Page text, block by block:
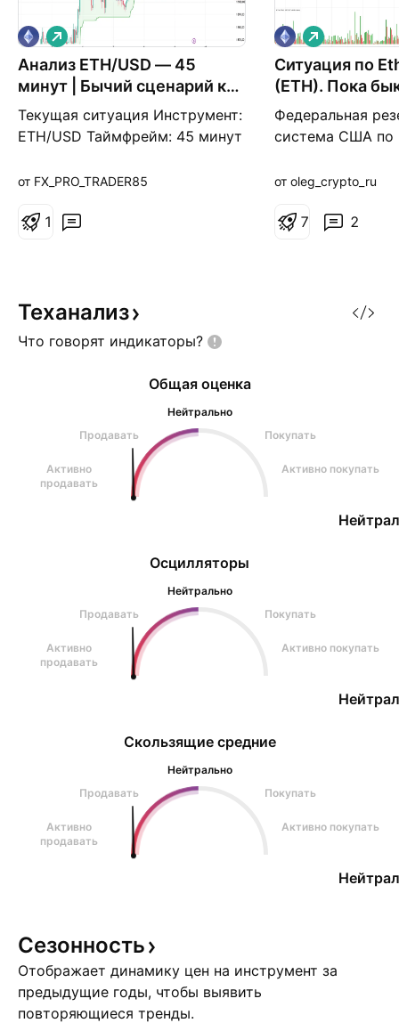
Анализ ETH/USD — 45
минут | Бычий сценарий к
$1 937
Текущая ситуация Инструмент:
ETH/USD Таймфрейм: 45 минут
Цена находится в
движении после роста от зоны
поддерживает бычий
покупку На г
Д
л
и
н
я
от FX_PRO_TRADER85
1
Ситуация по
(ETH). Пока
"марку"
Федеральная
система США по
сохранила
ожиданиями
что компания
Д
л
и
н
н
я
от oleg_crypto_ru
2
7
Теханализ
Что говорят индикаторы?
Осцилляторы
Нейтрально
Продавать
Покупать
Активно
продавать
Активно покупать
Общая оценка
Нейтрально
Продавать
Покупать
Активно
продавать
Активно покупать
Скользящие средние
Нейтрально
Продавать
Покупать
Активно
продавать
Активно покупать
Сезонность
Отображает динамику цен на инструмент за
предыдущие годы, чтобы выявить
повторяющиеся тренды.